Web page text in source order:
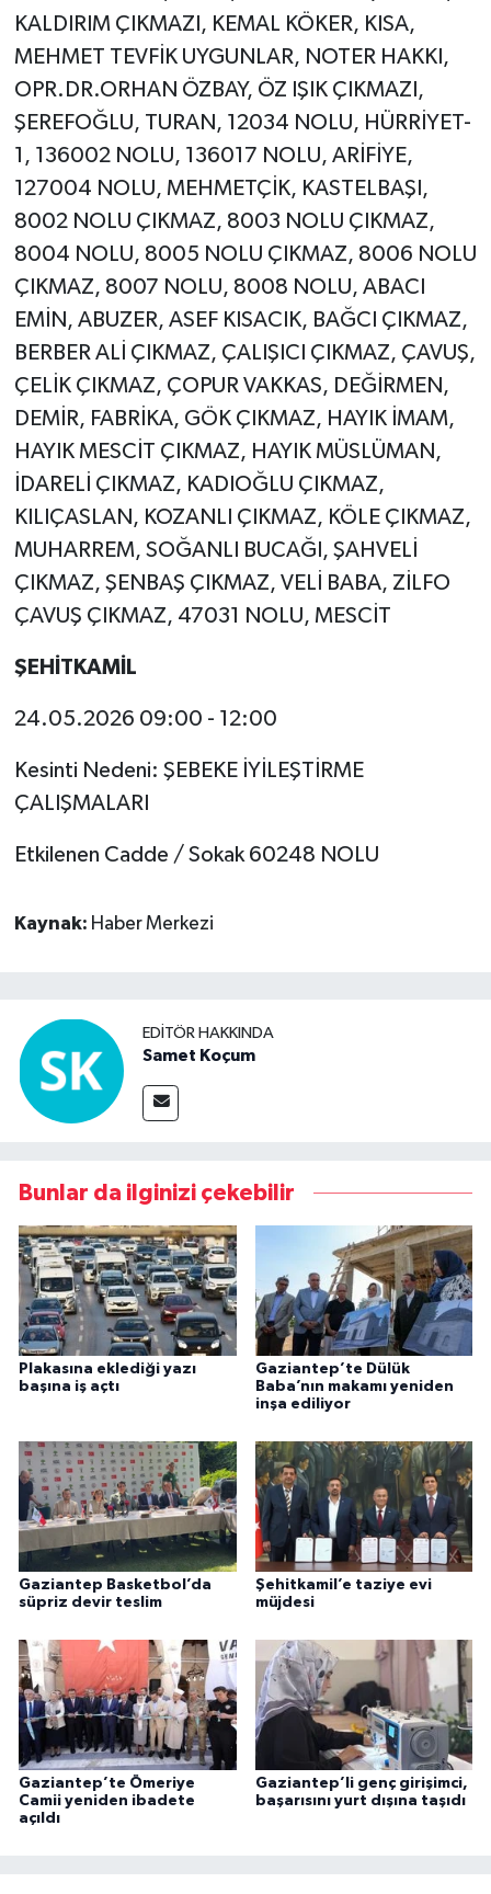
KALDIRIM ÇIKMAZI, KEMAL KÖKER, KISA,
MEHMET TEVFİK UYGUNLAR, NOTER HAKKI,
OPR.DR.ORHAN ÖZBAY, ÖZ IŞIK ÇIKMAZI,
ŞEREFOĞLU, TURAN, 12034 NOLU, HÜRRİYET-
1, 136002 NOLU, 136017 NOLU, ARİFİYE,
127004 NOLU, MEHMETÇİK, KASTELBAŞI,
8002 NOLU ÇIKMAZ, 8003 NOLU ÇIKMAZ,
8004 NOLU, 8005 NOLU ÇIKMAZ, 8006 NOLU
ÇIKMAZ, 8007 NOLU, 8008 NOLU, ABACI
EMİN, ABUZER, ASEF KISACIK, BAĞCI ÇIKMAZ,
BERBER ALİ ÇIKMAZ, ÇALIŞICI ÇIKMAZ, ÇAVUŞ,
ÇELİK ÇIKMAZ, ÇOPUR VAKKAS, DEĞİRMEN,
DEMİR, FABRİKA, GÖK ÇIKMAZ, HAYIK İMAM,
HAYIK MESCİT ÇIKMAZ, HAYIK MÜSLÜMAN,
İDARELİ ÇIKMAZ, KADIOĞLU ÇIKMAZ,
KILIÇASLAN, KOZANLI ÇIKMAZ, KÖLE ÇIKMAZ,
MUHARREM, SOĞANLI BUCAĞI, ŞAHVELİ
ÇIKMAZ, ŞENBAŞ ÇIKMAZ, VELİ BABA, ZİLFO
ÇAVUŞ ÇIKMAZ, 47031 NOLU, MESCİT
ŞEHİTKAMİL
24.05.2026 09:00 - 12:00
Kesinti Nedeni: ŞEBEKE İYİLEŞTİRME
ÇALIŞMALARI
Etkilenen Cadde / Sokak 60248 NOLU
Kaynak: Haber Merkezi
EDITÖR HAKKINDA
Samet Koçum
Bunlar da ilginizi çekebilir
Plakasına eklediği yazı
başına iş açtı
Gaziantep’te Dülük
Baba’nın makamı yeniden
inşa ediliyor
Gaziantep Basketbol’da
süpriz devir teslim
Şehitkamil’e taziye evi
müjdesi
Gaziantep’te Ömeriye
Camii yeniden ibadete
açıldı
Gaziantep’li genç girişimci,
başarısını yurt dışına taşıdı